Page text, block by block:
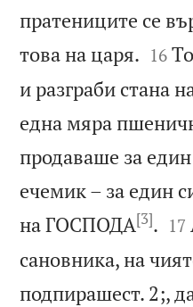
пратениците се
това на царя. 

16
и разграби стана
една мяра
продаваше за
ечемик – за един
на ГОСПОДА[3]. 

17
сановника, на
подпирашест. 2;,